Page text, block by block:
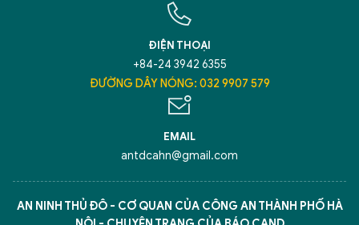
ĐIỆN THOẠI
+84-24 3942 6355
ĐƯỜNG DÂY NÓNG: 032 9907 579
EMAIL
antdcahn@gmail.com
AN NINH THỦ ĐÔ - CƠ QUAN CỦA CÔNG AN THÀNH PHỐ HÀ